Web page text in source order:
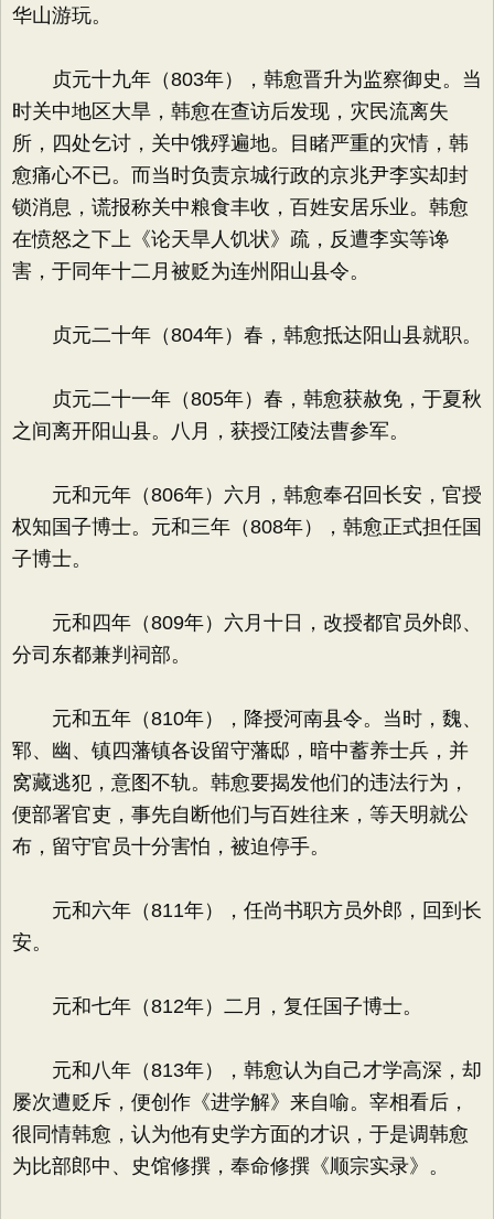
华山游玩。
贞元十九年（803年），韩愈晋升为监察御史。当
时关中地区大旱，韩愈在查访后发现，灾民流离失
所，四处乞讨，关中饿殍遍地。目睹严重的灾情，韩
愈痛心不已。而当时负责京城行政的京兆尹李实却封
锁消息，谎报称关中粮食丰收，百姓安居乐业。韩愈
在愤怒之下上《论天旱人饥状》疏，反遭李实等谗
害，于同年十二月被贬为连州阳山县令。
贞元二十年（804年）春，韩愈抵达阳山县就职。
贞元二十一年（805年）春，韩愈获赦免，于夏秋
之间离开阳山县。八月，获授江陵法曹参军。
元和元年（806年）六月，韩愈奉召回长安，官授
权知国子博士。元和三年（808年），韩愈正式担任国
子博士。
元和四年（809年）六月十日，改授都官员外郎、
分司东都兼判祠部。
元和五年（810年），降授河南县令。当时，魏、
郓、幽、镇四藩镇各设留守藩邸，暗中蓄养士兵，并
窝藏逃犯，意图不轨。韩愈要揭发他们的违法行为，
便部署官吏，事先自断他们与百姓往来，等天明就公
布，留守官员十分害怕，被迫停手。
元和六年（811年），任尚书职方员外郎，回到长
安。
元和七年（812年）二月，复任国子博士。
元和八年（813年），韩愈认为自己才学高深，却
屡次遭贬斥，便创作《进学解》来自喻。宰相看后，
很同情韩愈，认为他有史学方面的才识，于是调韩愈
为比部郎中、史馆修撰，奉命修撰《顺宗实录》。